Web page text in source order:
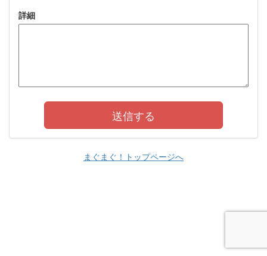
詳細
まぐまぐ！トップページへ